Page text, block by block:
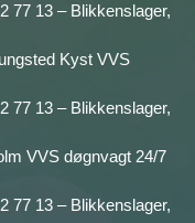
77 13 – Blikkenslager,
Kyst VVS
77 13 – Blikkenslager,
VVS døgnvagt 24/7
77 13 – Blikkenslager,